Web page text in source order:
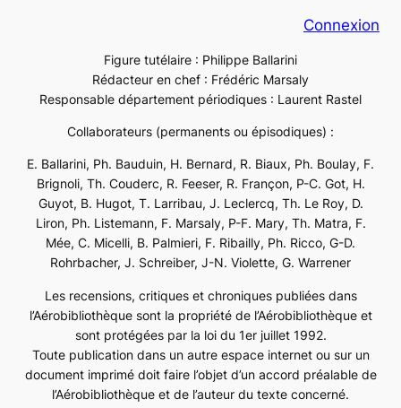
Connexion
Figure tutélaire : Philippe Ballarini
Rédacteur en chef : Frédéric Marsaly
Responsable département périodiques : Laurent Rastel
Collaborateurs (permanents ou épisodiques) :
E. Ballarini, Ph. Bauduin, H. Bernard, R. Biaux, Ph. Boulay, F.
Brignoli, Th. Couderc, R. Feeser, R. Françon, P-C. Got, H.
Guyot, B. Hugot, T. Larribau, J. Leclercq, Th. Le Roy, D.
Liron, Ph. Listemann, F. Marsaly, P-F. Mary, Th. Matra, F.
Mée, C. Micelli, B. Palmieri, F. Ribailly, Ph. Ricco, G-D.
Rohrbacher, J. Schreiber, J-N. Violette, G. Warrener
Les recensions, critiques et chroniques publiées dans
l’Aérobibliothèque sont la propriété de l’Aérobibliothèque et
sont protégées par la loi du 1er juillet 1992.
Toute publication dans un autre espace internet ou sur un
document imprimé doit faire l’objet d’un accord préalable de
l’Aérobibliothèque et de l’auteur du texte concerné.